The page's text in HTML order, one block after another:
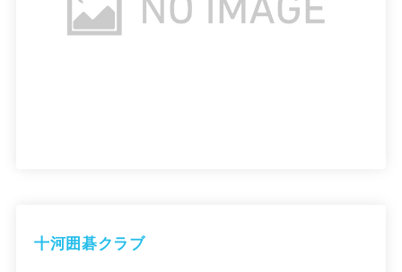
十河囲碁クラブ